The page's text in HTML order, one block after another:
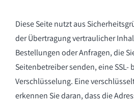
Diese Seite nutzt aus
der Übertragung vertraulicher
Bestellungen oder Anfragen, die
Seitenbetreiber senden, eine SSL-
Verschlüsselung. Eine
erkennen Sie daran, dass die